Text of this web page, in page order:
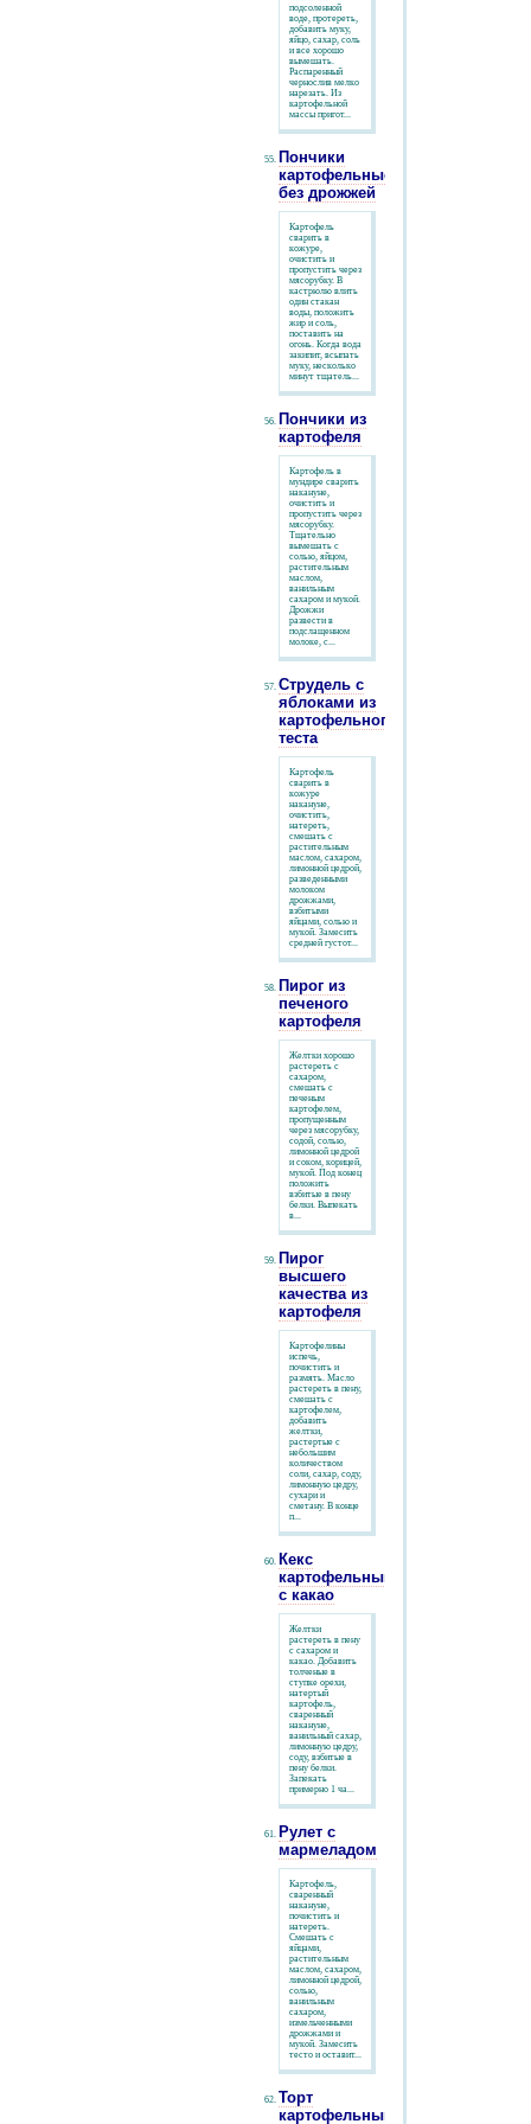
подсоленной
воде, протереть,
добавить муку,
яйцо, сахар, соль
и все хорошо
вымешать.
Распаренный
чернослив мелко
нарезать. Из
картофельной
массы пригот...
Пончики
картофельные
без дрожжей
Картофель
сварить в
кожуре,
очистить и
пропустить через
мясорубку. В
кастрюлю влить
один стакан
воды, положить
жир и соль,
поставить на
огонь. Когда вода
закипит, всыпать
муку, несколько
минут тщатель...
Пончики из
картофеля
Картофель в
мундире сварить
накануне,
очистить и
пропустить через
мясорубку.
Тщательно
вымешать с
солью, яйцом,
растительным
маслом,
ванильным
сахаром и мукой.
Дрожжи
развести в
подслащенном
молоке, с...
Струдель с
яблоками из
картофельного
теста
Картофель
сварить в
кожуре
накануне,
очистить,
натереть,
смешать с
растительным
маслом, сахаром,
лимонной цедрой,
разведенными
молоком
дрожжами,
взбитыми
яйцами, солью и
мукой. Замесить
средней густот...
Пирог из
печеного
картофеля
Желтки хорошо
растереть с
сахаром,
смешать с
печеным
картофелем,
пропущенным
через мясорубку,
содой, солью,
лимонной цедрой
и соком, корицей,
мукой. Под конец
положить
взбитые в пену
белки. Выпекать
в...
Пирог
высшего
качества из
картофеля
Картофелины
испечь,
почистить и
размять. Масло
растереть в пену,
смешать с
картофелем,
добавить
желтки,
растертые с
небольшим
количеством
соли, сахар, соду,
лимонную цедру,
сухари и
сметану. В конце
п...
Кекс
картофельный
с какао
Желтки
растереть в пену
с сахаром и
какао. Добавить
толченые в
ступке орехи,
натертый
картофель,
сваренный
накануне,
ванильный сахар,
лимонную цедру,
соду, взбитые в
пену белки.
Запекать
примерно 1 ча...
Рулет с
мармеладом
Картофель,
сваренный
накануне,
почистить и
натереть.
Смешать с
яйцами,
растительным
маслом, сахаром,
лимонной цедрой,
солью,
ванильным
сахаром,
измельченными
дрожжами и
мукой. Замесить
тесто и оставит...
Торт
картофельный